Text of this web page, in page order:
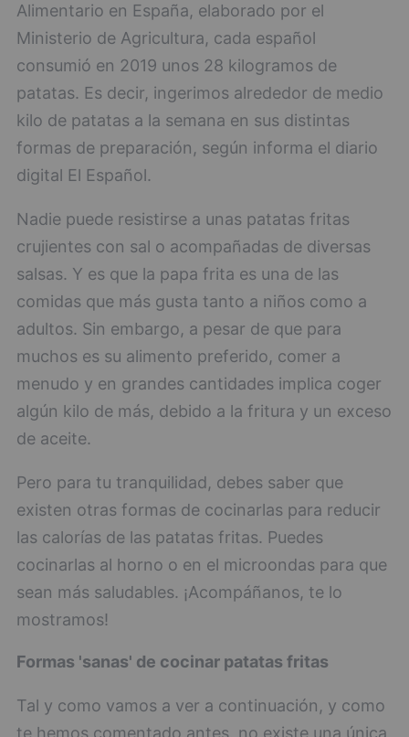
Alimentario en España, elaborado por el
Ministerio de Agricultura, cada español
consumió en 2019 unos 28 kilogramos de
patatas. Es decir, ingerimos alrededor de medio
kilo de patatas a la semana en sus distintas
formas de preparación, según informa el diario
digital El Español.
Nadie puede resistirse a unas patatas fritas
crujientes con sal o acompañadas de diversas
salsas. Y es que la papa frita es una de las
comidas que más gusta tanto a niños como a
adultos. Sin embargo, a pesar de que para
muchos es su alimento preferido, comer a
menudo y en grandes cantidades implica coger
algún kilo de más, debido a la fritura y un exceso
de aceite.
Pero para tu tranquilidad, debes saber que
existen otras formas de cocinarlas para reducir
las calorías de las patatas fritas. Puedes
cocinarlas al horno o en el microondas para que
sean más saludables. ¡Acompáñanos, te lo
mostramos!
Formas 'sanas' de cocinar patatas fritas
Tal y como vamos a ver a continuación, y como
te hemos comentado antes, no existe una única